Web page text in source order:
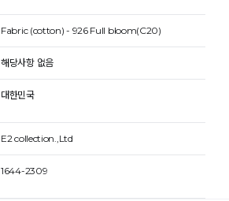
Fabric (cotton) - 926 Full bloom(C20)
해당사항 없음
대한민국
E2 collection.,Ltd
1644-2309